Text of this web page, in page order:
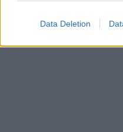
Data Deletion
également le boire